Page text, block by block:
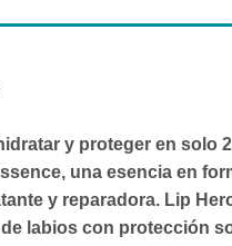
y proteger en solo
una esencia en
y reparadora. Lip
labios con protección